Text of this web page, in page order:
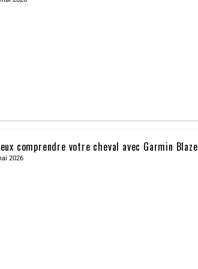
comprendre votre cheval avec Garmin Blaze
2026